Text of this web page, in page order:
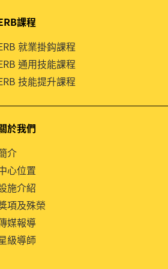
課程
就業掛鈎課程
通用技能課程
技能提升課程
於我們
介
心位置
施介紹
項及殊榮
媒報導
級導師